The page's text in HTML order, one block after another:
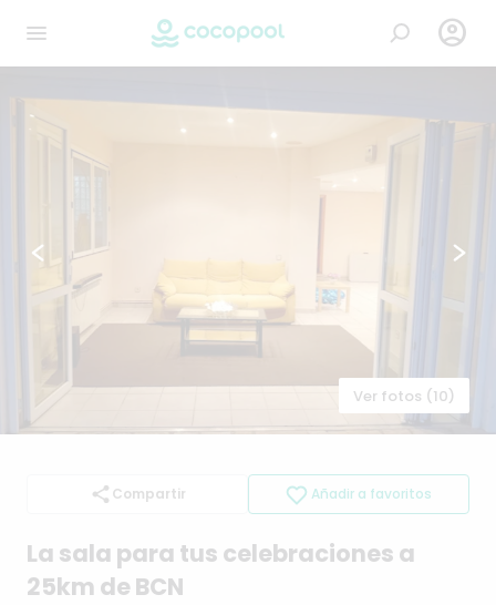

Ver fotos (10)
Compartir Añadir a favoritos
La sala para tus celebraciones a
25km de BCN